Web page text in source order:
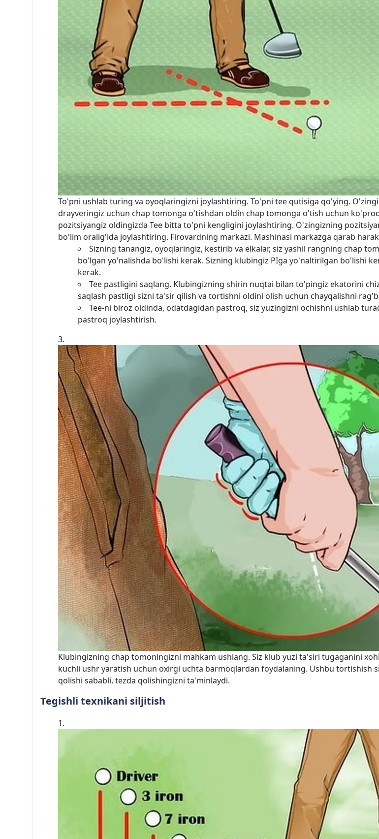
To'pni ushlab turing va oyoqlaringizni joylashtiring. To'pni tee qutisiga qo'ying.
drayveringiz uchun chap tomonga o'tishdan oldin chap tomonga o'tish uchun
pozitsiyangiz oldingizda Tee bitta to'pni kengligini joylashtiring. O'zingizning
bo'lim oralig'ida joylashtiring. Firovardning markazi. Mashinasi markazga qarab
Sizning tanangiz, oyoqlaringiz, kestirib va elkalar, siz yashil rangning chap
bo'lgan yo'nalishda bo'lishi kerak. Sizning klubingiz PIga yo'naltirilgan bo'lishi
kerak.
Tee pastligini saqlang. Klubingizning shirin nuqtai bilan to'pingiz ekatorini
saqlash pastligi sizni ta'sir qilish va tortishni oldini olish uchun chayqalishni
Tee-ni biroz oldinda, odatdagidan pastroq, siz yuzingizni ochishni ushlab
pastroq joylashtirish.
Klubingizning chap tomoningizni mahkam ushlang. Siz klub yuzi ta'siri tugaganini
kuchli ushr yaratish uchun oxirgi uchta barmoqlardan foydalaning. Ushbu tortishish
qolishi sababli, tezda qolishingizni ta'minlaydi.
Tegishli texnikani siljitish